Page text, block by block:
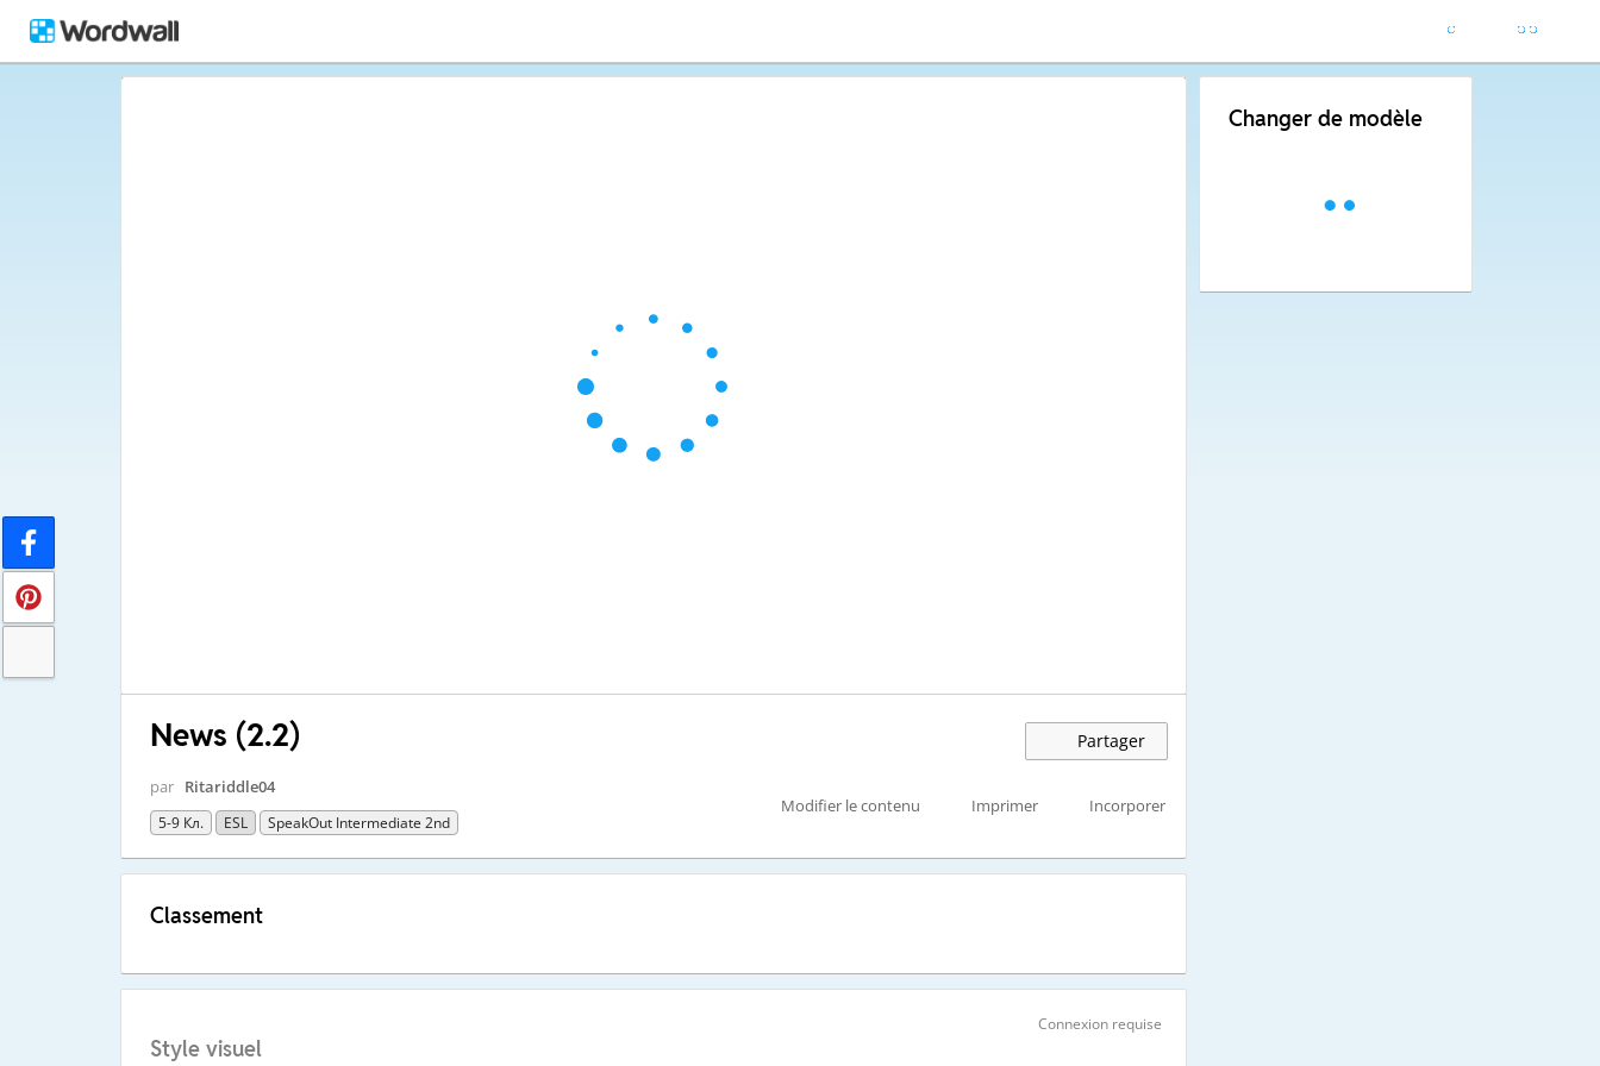
News (2.2) Partager
par Ritariddle04
5-9 Кл. ESL SpeakOut Intermediate 2nd
Modifier le contenu Imprimer Incorporer
Classement
Connexion requise
Style visuel
Changer de modèle